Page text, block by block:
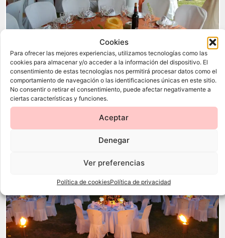
Cookies
Para ofrecer las mejores experiencias, utilizamos tecnologías como las
cookies para almacenar y/o acceder a la información del dispositivo. El
consentimiento de estas tecnologías nos permitirá procesar datos como el
comportamiento de navegación o las identificaciones únicas en este sitio.
No consentir o retirar el consentimiento, puede afectar negativamente a
ciertas características y funciones.
Aceptar
Denegar
Ver preferencias
Política de cookiesPolítica de privacidad
Bodas con Color